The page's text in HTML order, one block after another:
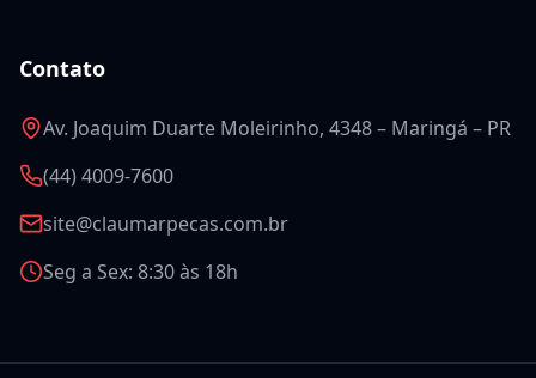
Contato
Av. Joaquim Duarte Moleirinho, 4348 – Maringá – PR
(44) 4009-7600
site@claumarpecas.com.br
Seg a Sex: 8:30 às 18h